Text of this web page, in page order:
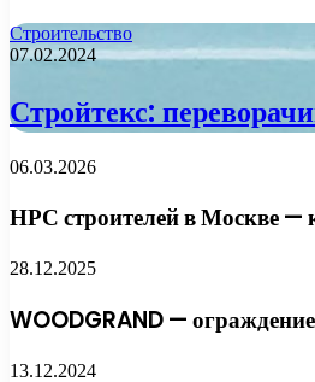
Строительство
07.02.2024
Стройтекс:
06.03.2026
НРС строителей в Москве —
28.12.2025
WOODGRAND —
13.12.2024